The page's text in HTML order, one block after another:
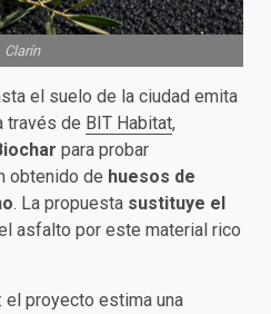
Clarín
el suelo de la ciudad emita
través de BIT Habitat,
para probar
obtenido de huesos de
. La propuesta sustituye el
asfalto por este material rico
el proyecto estima una